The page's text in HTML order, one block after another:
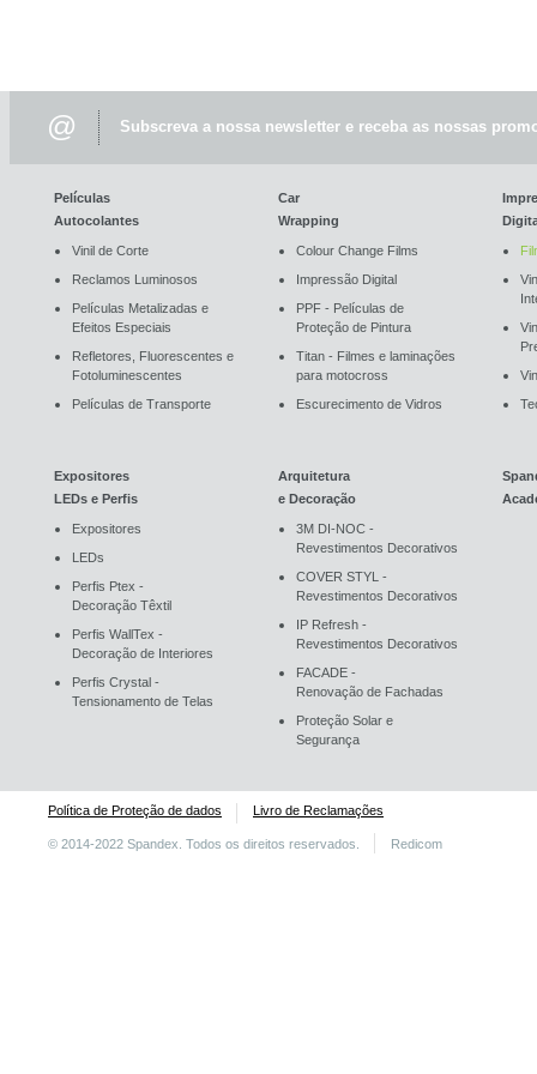
@ Subscreva a nossa newsletter e receba as nossas
Películas
Autocolantes
Vinil de Corte
Reclamos Luminosos
Películas Metalizadas e
Efeitos Especiais
Refletores, Fluorescentes e
Fotoluminescentes
Películas de Transporte
Car
Wrapping
Colour Change Films
Impressão Digital
PPF - Películas de
Proteção de Pintura
Titan - Filmes e laminações
para motocross
Escurecimento de Vidros
Expositores
LEDs e Perfis
Expositores
LEDs
Perfis Ptex -
Decoração Têxtil
Perfis WallTex -
Decoração de Interiores
Perfis Crystal -
Tensionamento de Telas
Arquitetura
e Decoração
3M DI-NOC -
Revestimentos Decorativos
COVER STYL -
Revestimentos Decorativos
IP Refresh -
Revestimentos Decorativos
FACADE -
Renovação de Fachadas
Proteção Solar e
Segurança
Política de Proteção de dados Livro de Reclamações
© 2014-2022 Spandex. Todos os direitos reservados. Redicom